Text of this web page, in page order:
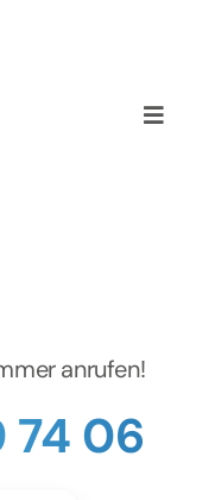
Toggle
anrufen!
74 06